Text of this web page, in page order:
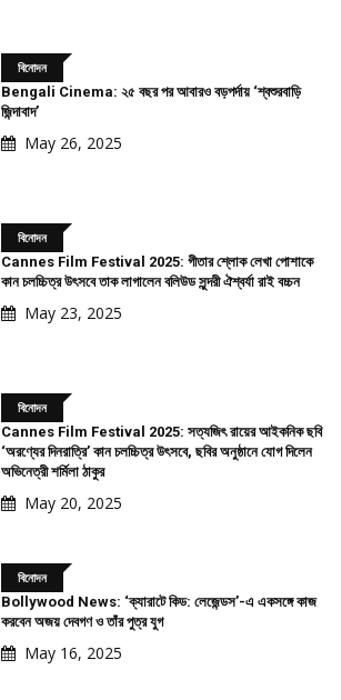
বিনোদন
Bengali Cinema: ২৫ বছর পর আবারও বড়পর্দায় ‘শ্বশুরবাড়ি
জিন্দাবাদ’
May 26, 2025
বিনোদন
Cannes Film Festival 2025: গীতার শ্লোক লেখা পোশাকে
কান চলচ্চিত্র উৎসবে তাক লাগালেন বলিউড সুন্দরী ঐশ্বর্যা রাই বচ্চন
May 23, 2025
বিনোদন
Cannes Film Festival 2025: সত্যজিৎ রায়ের আইকনিক ছবি
‘অরণ্যের দিনরাত্রি’ কান চলচ্চিত্র উৎসবে, ছবির অনুষ্ঠানে যোগ দিলেন
অভিনেত্রী শর্মিলা ঠাকুর
May 20, 2025
বিনোদন
Bollywood News: ‘ক্যারাটে কিড: লেজেন্ডস’-এ একসঙ্গে কাজ
করবেন অজয় দেবগণ ও তাঁর পুত্র যুগ
May 16, 2025